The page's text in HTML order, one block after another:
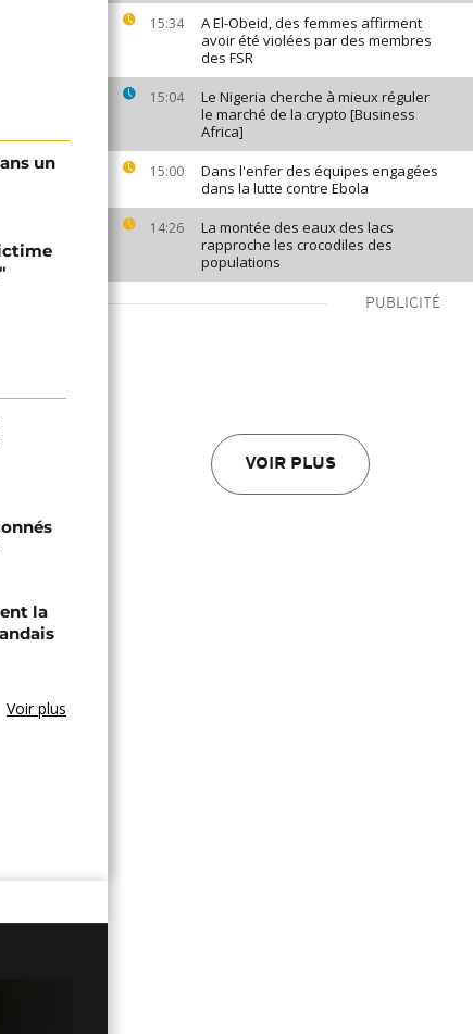
15:34
A El-Obeid, des femmes affirment
avoir été violées par des membres
des FSR
15:04
Le Nigeria cherche à mieux réguler
le marché de la crypto [Business
Africa]
15:00
Dans l'enfer des équipes engagées
dans la lutte contre Ebola
14:26
La montée des eaux des lacs
rapproche les crocodiles des
populations
PUBLICITÉ
VOIR PLUS
un
la
Voir plus